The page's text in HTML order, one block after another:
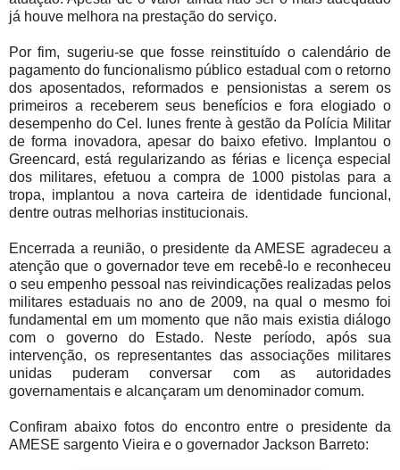
já houve melhora na prestação do serviço.
Por fim, sugeriu-se que fosse reinstituído o calendário de
pagamento do funcionalismo público estadual com o retorno
dos aposentados, reformados e pensionistas a serem os
primeiros a receberem seus benefícios e fora elogiado o
desempenho do Cel. Iunes frente à gestão da Polícia Militar
de forma inovadora, apesar do baixo efetivo. Implantou o
Greencard, está regularizando as férias e licença especial
dos militares, efetuou a compra de 1000 pistolas para a
tropa, implantou a nova carteira de identidade funcional,
dentre outras melhorias institucionais.
Encerrada a reunião, o presidente da AMESE agradeceu a
atenção que o governador teve em recebê-lo e reconheceu
o seu empenho pessoal nas reivindicações realizadas pelos
militares estaduais no ano de 2009, na qual o mesmo foi
fundamental em um momento que não mais existia diálogo
com o governo do Estado. Neste período, após sua
intervenção, os representantes das associações militares
unidas puderam conversar com as autoridades
governamentais e alcançaram um denominador comum.
Confiram abaixo fotos do encontro entre o presidente da
AMESE sargento Vieira e o governador Jackson Barreto: